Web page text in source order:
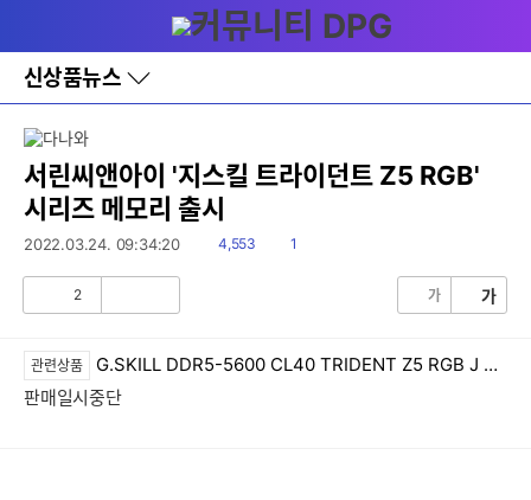
와
홈
신상품뉴스
바
로
레
이
어
토
서린씨앤아이 '지스킬 트라이던트 Z5 RGB'
시리즈 메모리 출시
2022.03.24. 09:34:20
읽
4,553
댓1
2 가 가
관련상품
G.SKILL DDR5-5600 CL40 TRIDENT Z5 RGB J 패키지 (32GB(16Gx2))
판매일시중단